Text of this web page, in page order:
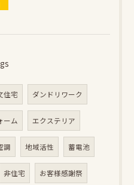
住宅 ダンドリワーク
ーム エクステリア
調 地域活性 蓄電池
非住宅 お客様感謝祭